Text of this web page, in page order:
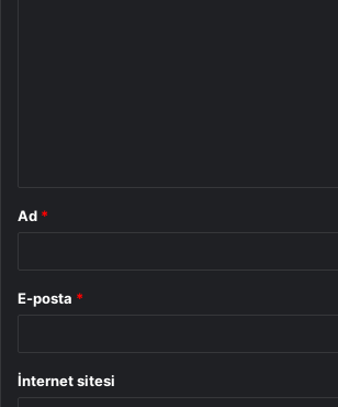
Ad *
E-posta *
İnternet sitesi